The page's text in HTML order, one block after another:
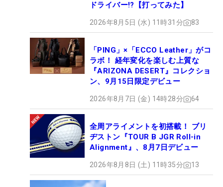
ドライバー!?【打ってみた】
2026年8月5日 (水) 11時31分 83
「PING」×「ECCO Leather」がコ
ラボ！ 経年変化を楽しむ上質な
『ARIZONA DESERT』コレクショ
ン、9月15日限定デビュー
2026年8月7日 (金) 14時28分 64
全周アライメントを初搭載！ ブリ
ヂストン『TOUR B JGR Roll-in
Alignment』、8月7日デビュー
2026年8月8日 (土) 11時35分 13